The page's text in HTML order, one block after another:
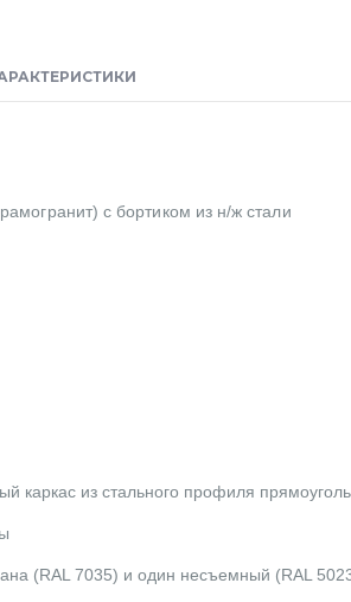
с бортиком из н/ж стали
каркас из стального профиля
(RAL 7035) и один несъемный (RAL